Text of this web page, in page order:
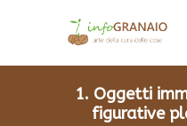
1. Oggetti
figurative